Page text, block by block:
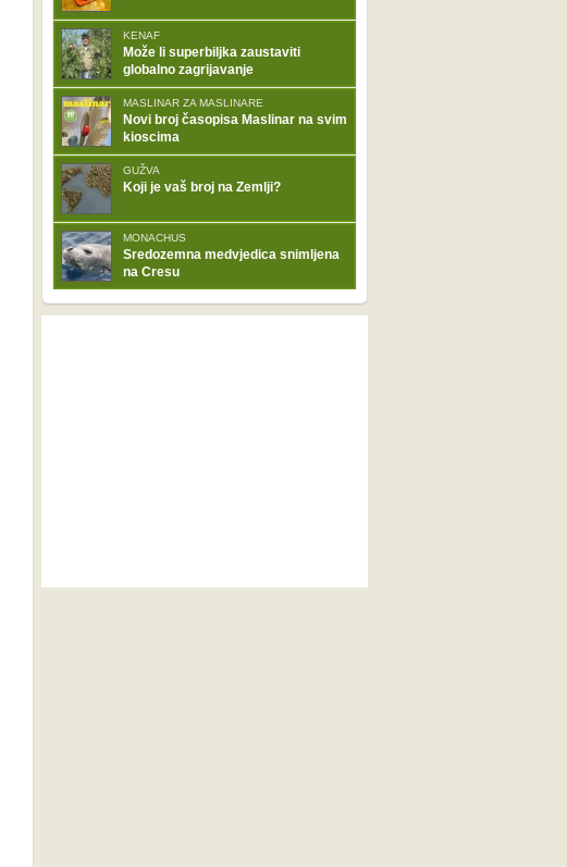
KENAF
Može li superbiljka zaustaviti
globalno zagrijavanje
MASLINAR ZA MASLINARE
Novi broj časopisa Maslinar na svim
kioscima
GUŽVA
Koji je vaš broj na Zemlji?
MONACHUS
Sredozemna medvjedica snimljena
na Cresu